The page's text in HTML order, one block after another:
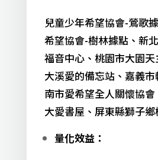
兒童少年希望協會-鶯歌
希望協會-樹林據點、新
福音中心、桃園市大園
大溪愛的備忘站、嘉義
南市愛希望全人關懷協
大愛書屋、屏東縣獅子
量化效益：